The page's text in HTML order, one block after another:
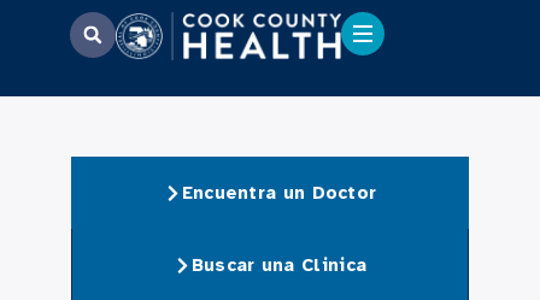
Encuentra un Doctor
Buscar una Clinica